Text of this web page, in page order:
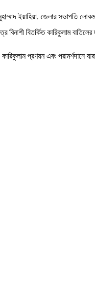
ইয়াহিয়া, জেলার সভাপতি
বিতর্কিত কারিকুলাম
প্রণয়ন এবং পরামর্শদানে